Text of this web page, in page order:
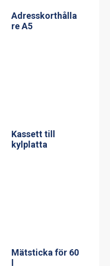
Kassett till
kylplatta
Mätsticka för 60
l
Mätsticka för
150 l